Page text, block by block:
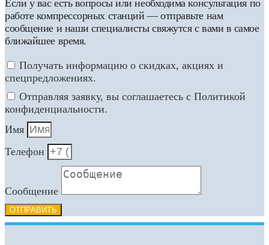
Если у вас есть вопросы или необходима консультация по
работе компрессорных станций — отправьте нам
сообщение и наши специалисты свяжутся с вами в самое
ближайшее время.
Получать информацию о скидках, акциях и
спецпредложениях.
Отправляя заявку, вы соглашаетесь с Политикой
конфиденциальности.
Имя
Телефон
Сообщение
ОТПРАВИТЬ